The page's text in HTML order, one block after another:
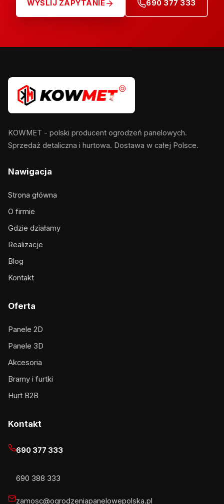
WYŚLIJ ZAPYTANIE 690 377 333
KOWMET - polski producent ogrodzeń panelowych.
Sprzedaż detaliczna i hurtowa. Dostawa w całej Polsce.
Nawigacja
Strona główna
O firmie
Gdzie działamy
Realizacje
Blog
Kontakt
Oferta
Panele 2D
Panele 3D
Akcesoria
Bramy i furtki
Hurt B2B
Kontakt
690 377 333
690 388 333
zamosc@ogrodzeniapanelowepolska.pl